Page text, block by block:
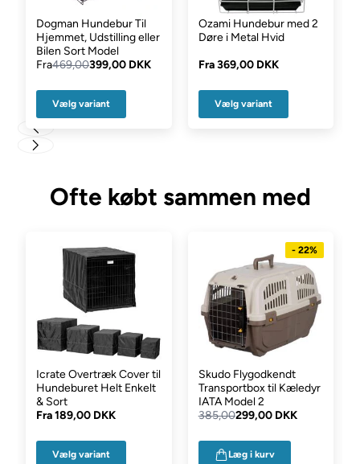
Obs! Dette produkt er der 1-4 hverdages leveringstid på.
Dogman Hundebur Til
Hjemmet, Udstilling eller
Bilen Sort Model
Fra469,00399,00 DKK
Vælg variant
Ozami Hundebur med 2
Døre i Metal Hvid
Fra369,00 DKK
Vælg variant
Ofte købt sammen med
Icrate Overtræk Cover til
Hundeburet Helt Enkelt
& Sort
Fra189,00 DKK
Vælg variant
- 22%
Skudo Flygodkendt
Transportbox til Kæledyr
IATA Model 2
385,00299,00 DKK
Læg i kurv